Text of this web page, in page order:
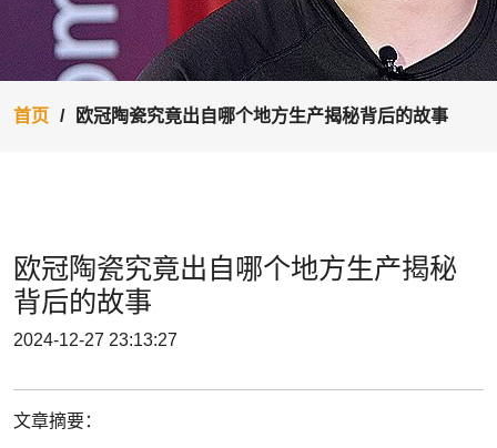
首页 欧冠陶瓷究竟出自哪个地方生产揭秘背后的故事
欧冠陶瓷究竟出自哪个地方生产揭秘
背后的故事
2024-12-27 23:13:27
文章摘要：